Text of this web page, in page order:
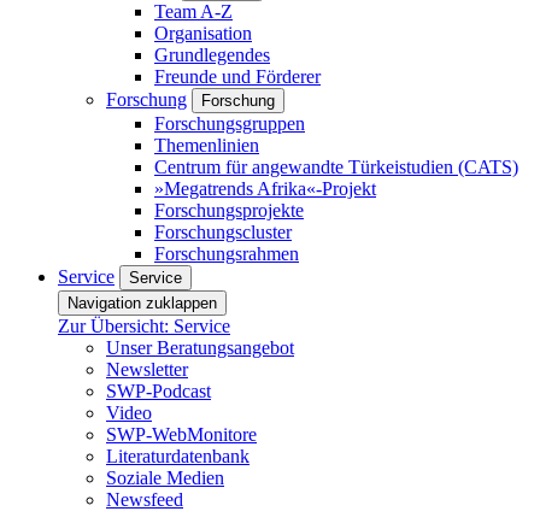
Team A-Z
Organisation
Grundlegendes
Freunde und Förderer
Forschung
Forschung
Forschungsgruppen
Themenlinien
Centrum für angewandte Türkeistudien (CATS)
»Megatrends Afrika«-Projekt
Forschungsprojekte
Forschungscluster
Forschungsrahmen
Service
Service
Navigation zuklappen
Zur Übersicht: Service
Unser Beratungsangebot
Newsletter
SWP-Podcast
Video
SWP-WebMonitore
Literaturdatenbank
Soziale Medien
Newsfeed